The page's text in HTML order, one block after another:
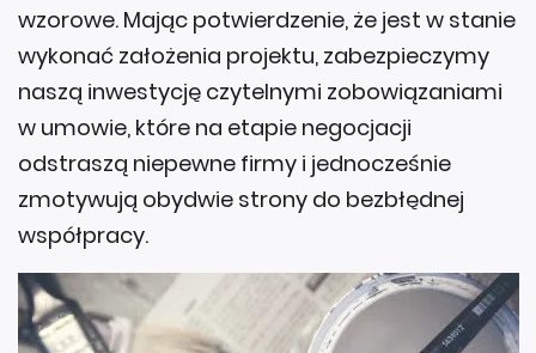
wzorowe. Mając potwierdzenie, że jest w stanie
wykonać założenia projektu, zabezpieczymy
naszą inwestycję czytelnymi zobowiązaniami
w umowie, które na etapie negocjacji
odstraszą niepewne firmy i jednocześnie
zmotywują obydwie strony do bezbłędnej
współpracy.